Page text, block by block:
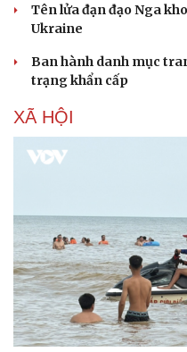
Tên lửa đạn đạo Nga
Ukraine
Ban hành danh mục
trạng khẩn cấp
XÃ HỘI